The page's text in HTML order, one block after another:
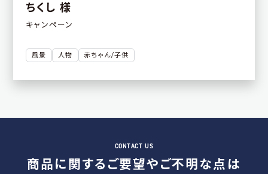
ちくし 様
キャンペーン
風景 人物 赤ちゃん/子供
商品に関するご要望やご不明な点は